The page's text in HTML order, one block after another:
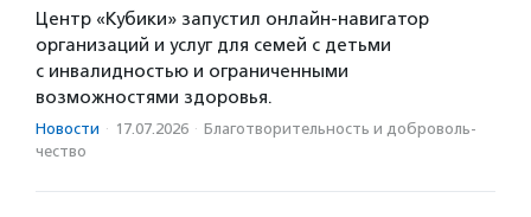
Центр «Кубики» запустил онлайн-навигатор
организаций и услуг для семей с детьми
с инвалидностью и ограниченными
возможностями здоровья.
Новости · 17.07.2026 · Благотвори­тель­ность и доброволь­
чест­во